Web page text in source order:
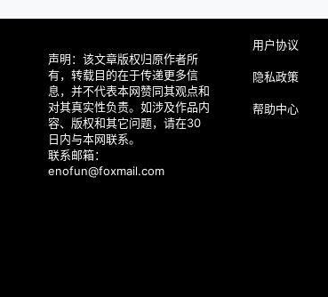
声明：该文章版权归原作者所
有，转载目的在于传递更多信
息，并不代表本网赞同其观点和
对其真实性负责。如涉及作品内
容、版权和其它问题，请在30
日内与本网联系。
联系邮箱：
enofun@foxmail.com
用户协议
隐私政策
帮助中心